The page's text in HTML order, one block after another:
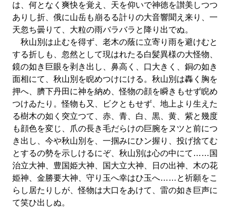
は、何となく爽快を覚え、天を仰いで神徳を讃美しつつ
ありし折、俄に山岳も崩るる計りの大音響聞え来り、一
天忽ち曇りて、大粒の雨バラバラと降り出でぬ。
秋山別は止むを得ず、老木の蔭に立寄り雨を避けむと
する折しも、忽然として現はれたる白髪異様の大怪物、
鏡の如き巨眼を剥き出し、鼻高く、口大きく、銅の如き
面相にて、秋山別を睨めつけにける。秋山別は轟く胸を
押へ、臍下丹田に神を納め、怪物の顔を瞬きもせず睨め
つけゐたり。怪物も又、ビクともせず、地上より生えた
る樹木の如く突立つて、赤、青、白、黒、黄、紫と幾度
も顔色を変じ、爪の長き毛だらけの巨腕をヌツと前につ
き出し、今や秋山別を、一掴みにひン握り、投げ捨てむ
とするの勢を示しけるにぞ、秋山別は心の中にて……国
治立大神、豊国姫大神、国大立大神、日の出神、木の花
姫神、金勝要大神、守り玉へ幸はひ玉へ……と祈願をこ
らし居たりしが、怪物は大口をあけて、雷の如き巨声に
て笑ひ出しぬ。